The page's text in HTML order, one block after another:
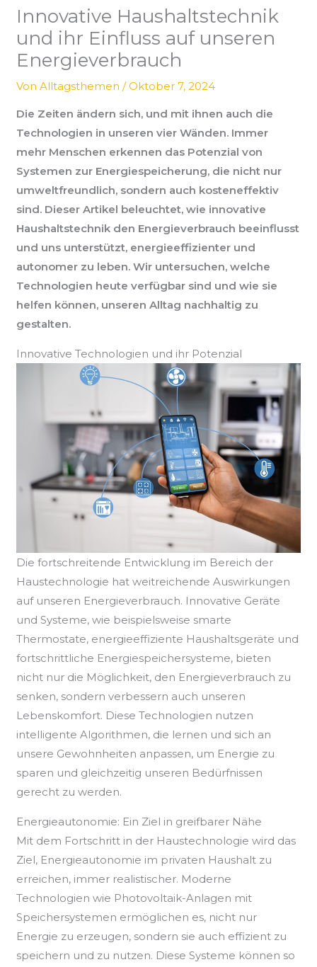
Innovative Haushaltstechnik
und ihr Einfluss auf unseren
Energieverbrauch
VonAlltagsthemen/Oktober 7, 2024
Die Zeiten ändern sich, und mit ihnen auch die
Technologien in unseren vier Wänden. Immer
mehr Menschen erkennen das Potenzial von
Systemen zur Energiespeicherung, die nicht nur
umweltfreundlich, sondern auch kosteneffektiv
sind. Dieser Artikel beleuchtet, wie innovative
Haushaltstechnik den Energieverbrauch beeinflusst
und uns unterstützt, energieeffizienter und
autonomer zu leben. Wir untersuchen, welche
Technologien heute verfügbar sind und wie sie
helfen können, unseren Alltag nachhaltig zu
gestalten.
Innovative Technologien und ihr Potenzial
Die fortschreitende Entwicklung im Bereich der
Haustechnologie hat weitreichende Auswirkungen
auf unseren Energieverbrauch. Innovative Geräte
und Systeme, wie beispielsweise smarte
Thermostate, energieeffiziente Haushaltsgeräte und
fortschrittliche Energiespeichersysteme, bieten
nicht nur die Möglichkeit, den Energieverbrauch zu
senken, sondern verbessern auch unseren
Lebenskomfort. Diese Technologien nutzen
intelligente Algorithmen, die lernen und sich an
unsere Gewohnheiten anpassen, um Energie zu
sparen und gleichzeitig unseren Bedürfnissen
gerecht zu werden.
Energieautonomie: Ein Ziel in greifbarer Nähe
Mit dem Fortschritt in der Haustechnologie wird das
Ziel, Energieautonomie im privaten Haushalt zu
erreichen, immer realistischer. Moderne
Technologien wie Photovoltaik-Anlagen mit
Speichersystemen ermöglichen es, nicht nur
Energie zu erzeugen, sondern sie auch effizient zu
speichern und zu nutzen. Diese Systeme können so